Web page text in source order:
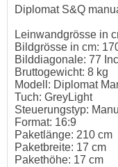
Diplomat S&Q
Leinwandgrösse in
Bildgrösse in cm:
Bilddiagonale: 77
Bruttogewicht: 8 kg
Modell: Diplomat
Tuch: GreyLight
Steuerungstyp:
Format: 16:9
Paketlänge: 210 cm
Paketbreite: 17 cm
Pakethöhe: 17 cm